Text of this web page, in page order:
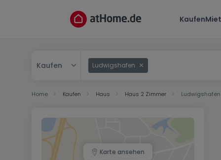
Kaufen
Kaufen Ludwigshafen
Home Kaufen Haus Haus 2 Zimmer Ludwigshafen
Karte ansehen